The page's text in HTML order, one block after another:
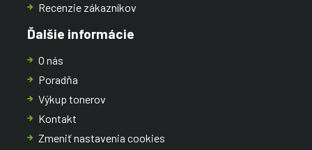
Recenzie zákazníkov
Ďalšie informácie
O nás
Poradňa
Výkup tonerov
Kontakt
Zmeniť nastavenia cookies